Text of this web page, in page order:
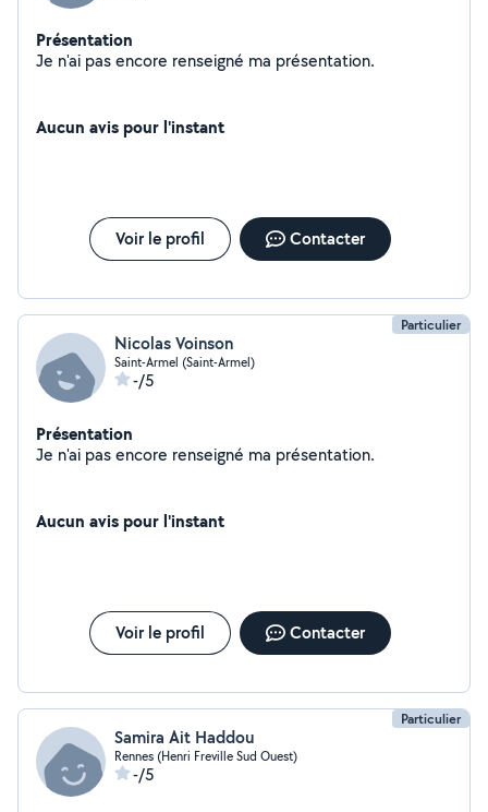
Présentation
Je n'ai pas encore renseigné ma présentation.
Aucun avis pour l'instant
Voir le profil Contacter
Particulier
Nicolas Voinson
Saint-Armel (Saint-Armel)
-/5
Présentation
Je n'ai pas encore renseigné ma présentation.
Aucun avis pour l'instant
Voir le profil Contacter
Particulier
Samira Ait Haddou
Rennes (Henri Freville Sud Ouest)
-/5